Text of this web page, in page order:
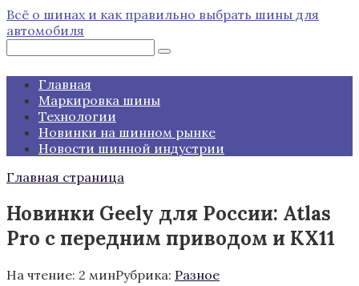
Перейти
к
Всё о шинах и как правильно выбрать шины для
автомобиля
Главная
Маркировка шины
Технологии
Новинки на шинном рынке
Новости шинной индустрии
Главная страница
Новинки Geely для России: Atlas
Pro с передним приводом и KX11
На чтение: 2 минРубрика: Разное